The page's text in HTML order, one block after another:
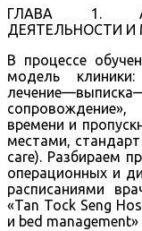
ГЛАВА 1.
ДЕЯТЕЛЬНОСТИ И
В процессе
модель
времени и
местами,
care). Разбираем
операционных и
расписаниями
«Tan Tock Seng
и bed management»